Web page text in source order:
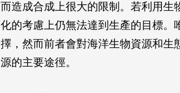
而造成合成上很大的限制。若利用生
化的考慮上仍無法達到生產的目標。
擇，然而前者會對海洋生物資源和生
源的主要途徑。